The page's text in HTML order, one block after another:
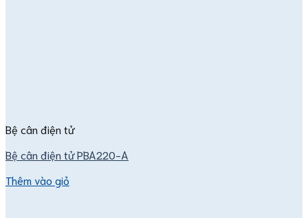
Bệ cân điện tử
Bệ cân điện tử PBA220-A
Thêm vào giỏ